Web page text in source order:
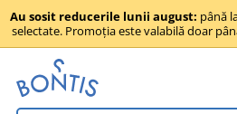
Au sosit reducerile lunii august: până
selectate. Promoția este valabilă doar